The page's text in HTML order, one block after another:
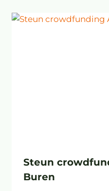
Steun
Buren